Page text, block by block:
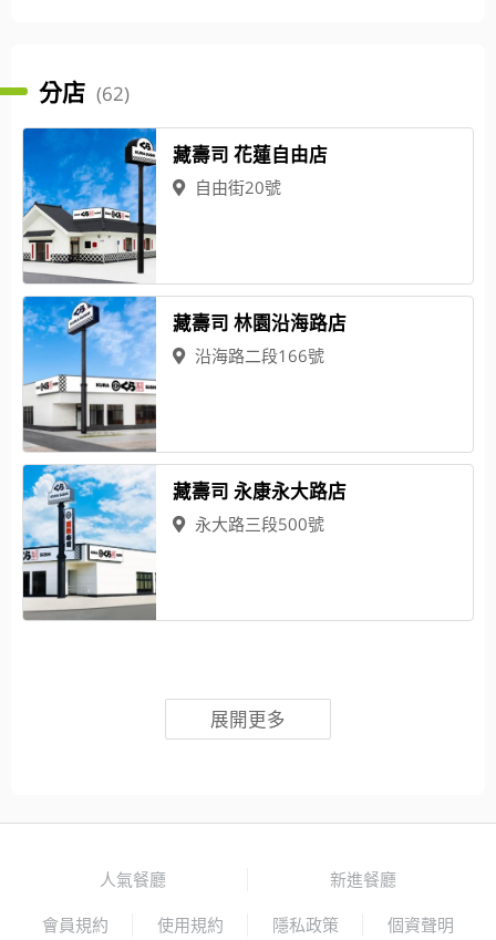
分店 (62)
藏壽司 花蓮自由店
自由街20號
藏壽司 林園沿海路店
沿海路二段166號
藏壽司 永康永大路店
永大路三段500號
展開更多
人氣餐廳 新進餐廳
會員規約 使用規約 隱私政策 個資聲明